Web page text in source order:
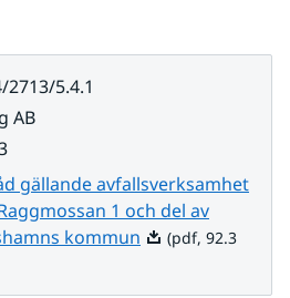
2713/5.4.1
AB
gällande avfallsverksamhet
1 och del av
kommun Pdf, 92.3 kB.
(pdf, 92.3